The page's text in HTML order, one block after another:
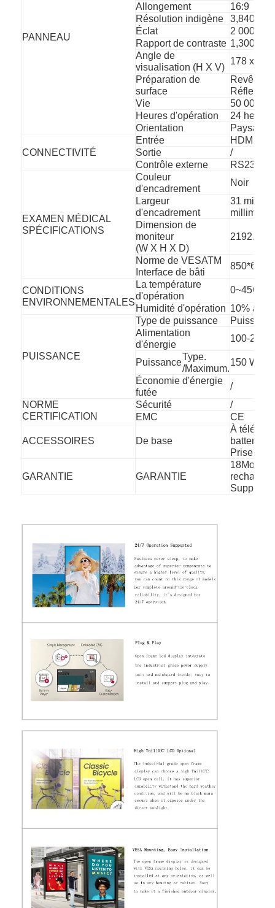
PANNEAU
Allongement
16:9
Résolution indigène
Éclat
2 000 cd/
Rapport de contraste 1,300:1
Angle de
visualisation (H X V)
178 x 178
Préparation de
surface
Réflexion
Vie
50 000
Heures d'opération
24 heures
Orientation
Paysage
CONNECTIVITÉ
Entrée
HDMI,
Sortie
/
Contrôle externe
RS232C
EXAMEN MÉDICAL
SPÉCIFICATIONS
Couleur
d'encadrement
Noir
Largeur
d'encadrement
31
Dimension de
moniteur
(W X H X D)
Norme de VESATM
Interface de bâti
850*650
CONDITIONS
ENVIRONNEMENTALES
La température
d'opération
0~45C
Humidité d'opération 10% à
PUISSANCE
Type de puissance
Alimentation
d'énergie
100-240
Puissance
Type.
/Maximum.
150 W
Économie d'énergie
futée
/
NORME
CERTIFICATION
Sécurité
/
EMC
CE
ACCESSOIRES De base
À
batterie),
Prise de
GARANTIE GARANTIE
18Month,
rechange
Support